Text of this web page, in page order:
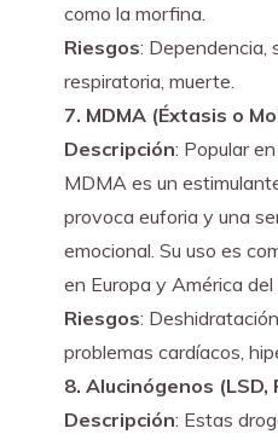
como la morfina.
Riesgos: Dependencia,
respiratoria, muerte.
7. MDMA (Éxtasis o
Descripción: Popular
MDMA es un
provoca euforia y una
emocional. Su uso es
en Europa y América
Riesgos:
problemas cardíacos,
8. Alucinógenos (LSD,
Descripción: Estas